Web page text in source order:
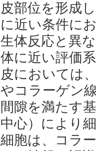
皮部位を形成
に近い条件に
生体反応と異
体に近い評価
皮においては
やコラーゲン
間隙を満たす
中心）により
細胞は、コラ